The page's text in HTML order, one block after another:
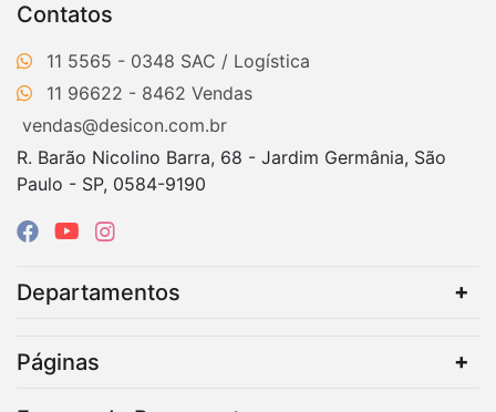
Contatos
11 5565 - 0348
11 96622 - 8462
vendas@desicon.com.br
R. Barão Nicolino Barra, 68 - Jardim Germânia, São
Paulo - SP, 0584-9190
Departamentos
Páginas